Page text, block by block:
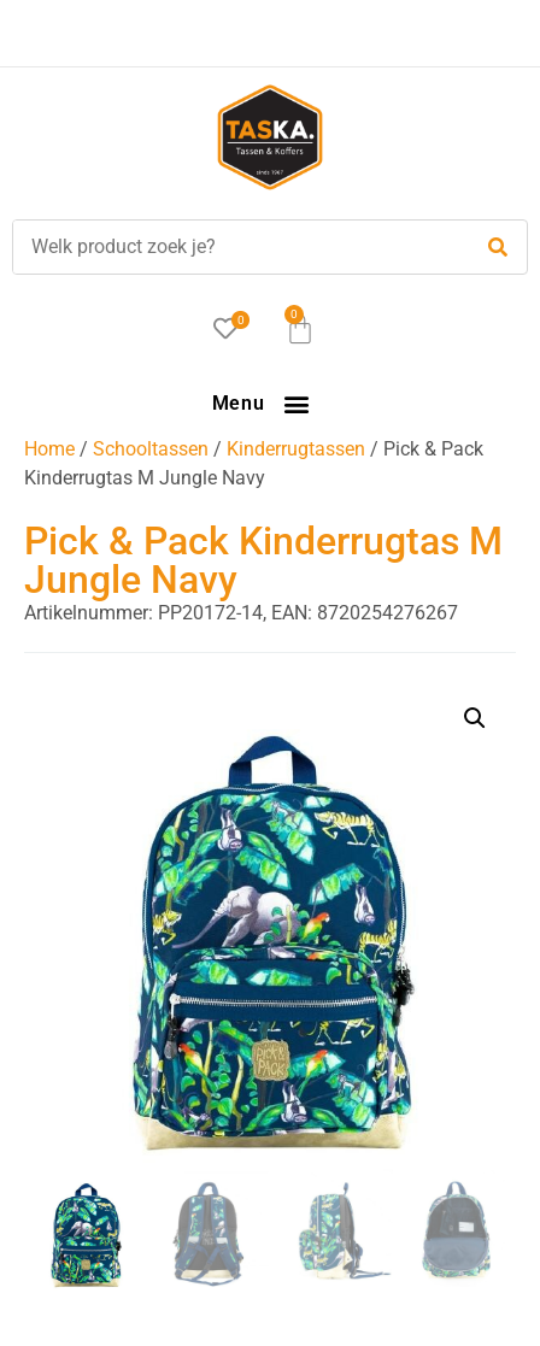
besteld, is vandaag verzonden!
0 0
Menu
Home / Schooltassen / Kinderrugtassen / Pick & Pack
Kinderrugtas M Jungle Navy
Pick & Pack Kinderrugtas M
Jungle Navy
Artikelnummer: PP20172-14, EAN: 8720254276267